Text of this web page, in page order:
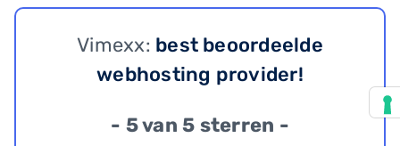
Vimexx: best beoordeelde
webhosting provider!
- 5 van 5 sterren -